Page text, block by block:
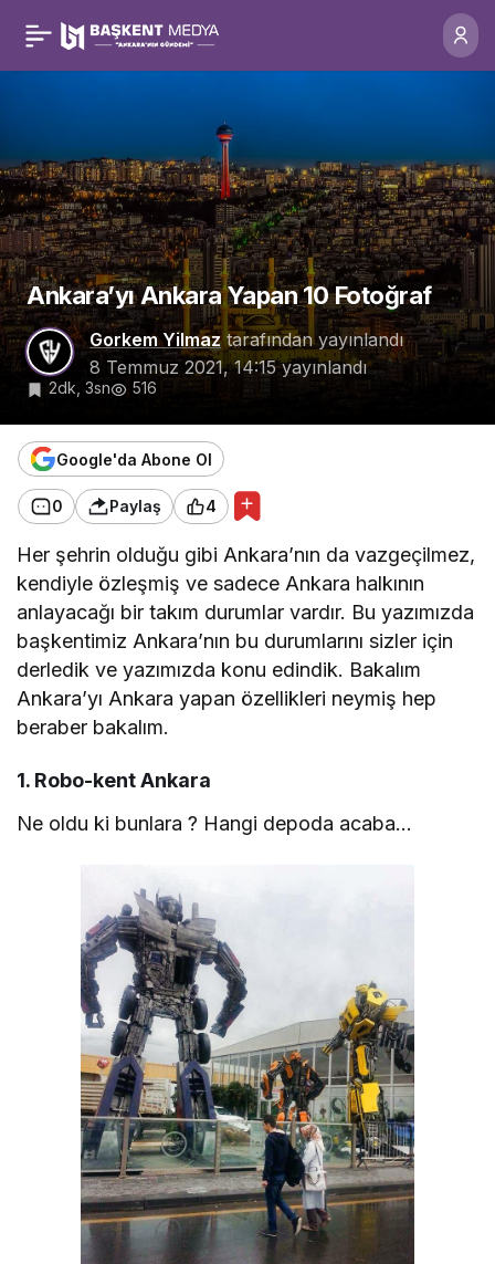
Ankara’yı Ankara Yapan 10 Fotoğraf
Gorkem Yilmaztarafından yayınlandı
8 Temmuz 2021, 14:15yayınlandı
2dk, 3sn 516
Google'da Abone Ol
0 Paylaş 4
Her şehrin olduğu gibi Ankara’nın da vazgeçilmez,
kendiyle özleşmiş ve sadece Ankara halkının
anlayacağı bir takım durumlar vardır. Bu yazımızda
başkentimiz Ankara’nın bu durumlarını sizler için
derledik ve yazımızda konu edindik. Bakalım
Ankara’yı Ankara yapan özellikleri neymiş hep
beraber bakalım.
1. Robo-kent Ankara
Ne oldu ki bunlara ? Hangi depoda acaba…
Ankara’yı Ankara Yapan 0